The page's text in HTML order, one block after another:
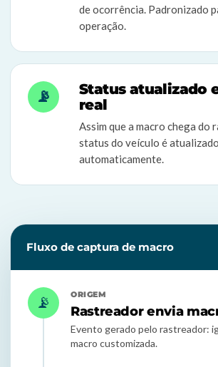
de ocorrência. Padronizado
operação.
📡
Status atualizado
real
Assim que a macro chega do
status do veículo é
automaticamente.
Fluxo de captura de macro
📡 ORIGEM
Rastreador envia
Evento gerado pelo rastreador:
macro customizada.